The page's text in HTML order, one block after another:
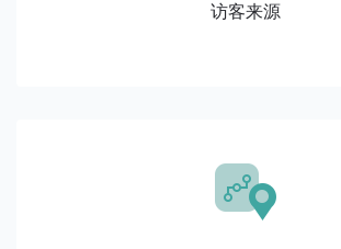
访客来源